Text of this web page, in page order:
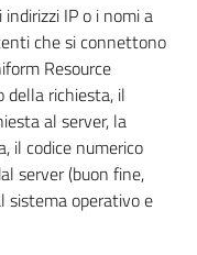
IP o i nomi a
che si connettono
Resource
della richiesta, il
al server, la
il codice numerico
server (buon fine,
sistema operativo e